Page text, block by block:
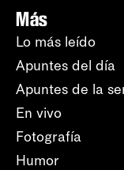
Más
Lo más leído
Apuntes del día
Apuntes de la
En vivo
Fotografía
Humor